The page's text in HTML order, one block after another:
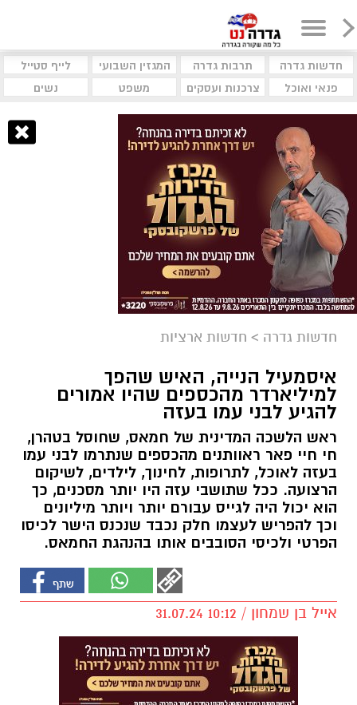
חדשות גדרה תרבות גדרה המגזין השבועי
לייף סטייל
פנאי ואוכל
צרכנות ועסקים משפט נשים
חדשות גדרה > חדשות ארציות
איסמעיל הנייה, האיש שהפך
למיליארדר מהכספים שהיו אמורים
להגיע לבני עמו בעזה
ראש הלשכה המדינית של חמאס, שחוסל בטהרן,
חי חיי פאר ראוותנים מהכספים שנתרמו לבני עמו
בעזה לאוכל, לתרופות, לחינוך, לילדים, לשיקום
הרצועה. ככל שתושבי עזה היו יותר מסכנים, כך
הוא יכול היה לגייס עבורם יותר ויותר מיליונים
וכך להפריש לעצמו חלק נכבד שנכנס הישר לכיסו
הפרטי ולכיסי הסובבים אותו בהנהגת החמאס.
אייל בן שמחון / 10:12 31.07.24